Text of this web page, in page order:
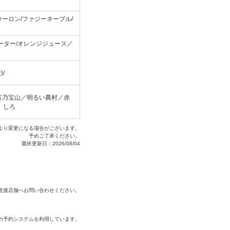
ロン/ファジーネーブル/
ター/オレンジジュース／
宝山／明るい農村／赤
しろ
変更になる場合がございます。
予めご了承ください。
最終更新日：2026/08/04
店舗へお問い合わせください。
約システムを利用しています。